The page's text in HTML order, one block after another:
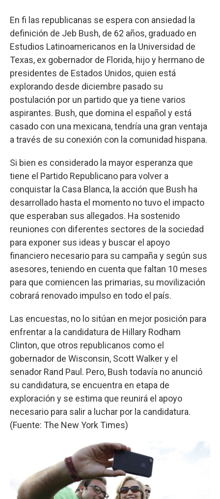
En fi las republicanas se espera con ansiedad la
definición de Jeb Bush, de 62 años, graduado en
Estudios Latinoamericanos en la Universidad de
Texas, ex gobernador de Florida, hijo y hermano de
presidentes de Estados Unidos, quien está
explorando desde diciembre pasado su
postulación por un partido que ya tiene varios
aspirantes. Bush, que domina el español y está
casado con una mexicana, tendría una gran ventaja
a través de su conexión con la comunidad hispana.
Si bien es considerado la mayor esperanza que
tiene el Partido Republicano para volver a
conquistar la Casa Blanca, la acción que Bush ha
desarrollado hasta el momento no tuvo el impacto
que esperaban sus allegados. Ha sostenido
reuniones con diferentes sectores de la sociedad
para exponer sus ideas y buscar el apoyo
financiero necesario para su campaña y según sus
asesores, teniendo en cuenta que faltan 10 meses
para que comiencen las primarias, su movilización
cobrará renovado impulso en todo el país.
Las encuestas, no lo sitúan en mejor posición para
enfrentar a la candidatura de Hillary Rodham
Clinton, que otros republicanos como el
gobernador de Wisconsin, Scott Walker y el
senador Rand Paul. Pero, Bush todavía no anunció
su candidatura, se encuentra en etapa de
exploración y se estima que reunirá el apoyo
necesario para salir a luchar por la candidatura.
(Fuente: The New York Times)